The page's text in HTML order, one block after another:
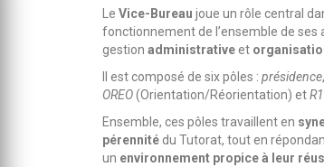
Le Vice-Bureau joue un rôle central
fonctionnement de l’ensemble de ses
gestion administrativeet
Il est composé de six pôles : présidence,
OREO(Orientation/Réorientation) et
Ensemble, ces pôles travaillent en
pérennité du Tutorat, tout en
un environnement propice à leur